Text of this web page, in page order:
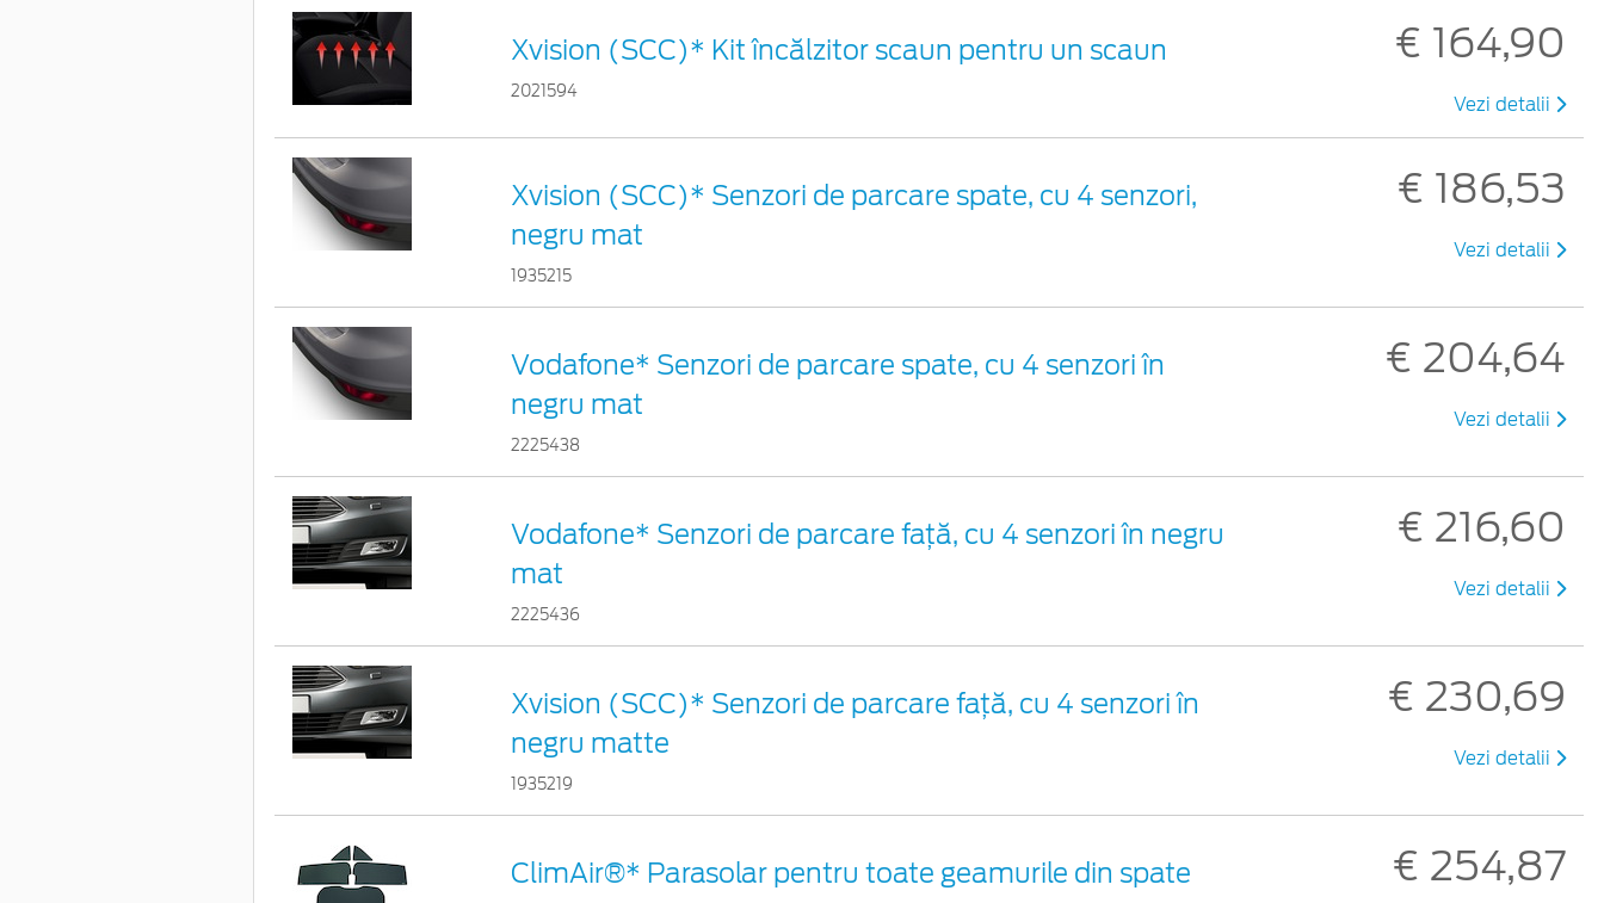
Xvision (SCC)* Kit încălzitor scaun pentru un scaun
2021594
€ 164,90
Vezi detalii
Xvision (SCC)* Senzori de parcare spate, cu 4 senzori,
negru mat
1935215
€ 186,53
Vezi detalii
Vodafone* Senzori de parcare spate, cu 4 senzori în
negru mat
2225438
€ 204,64
Vezi detalii
Vodafone* Senzori de parcare față, cu 4 senzori în negru
mat
2225436
€ 216,60
Vezi detalii
Xvision (SCC)* Senzori de parcare faţă, cu 4 senzori în
negru matte
1935219
€ 230,69
Vezi detalii
ClimAir®* Parasolar pentru toate geamurile din spate € 254,87